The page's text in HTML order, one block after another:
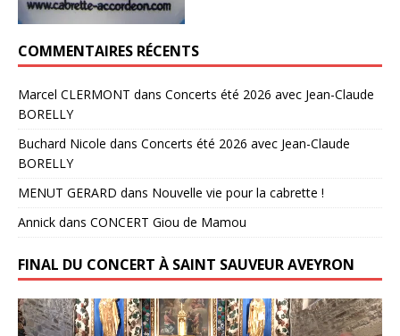
COMMENTAIRES RÉCENTS
Marcel CLERMONT dans Concerts été 2026 avec Jean-Claude
BORELLY
Buchard Nicole dans Concerts été 2026 avec Jean-Claude
BORELLY
MENUT GERARD dans Nouvelle vie pour la cabrette !
Annick dans CONCERT Giou de Mamou
FINAL DU CONCERT À SAINT SAUVEUR AVEYRON
Lecteur
vidéo